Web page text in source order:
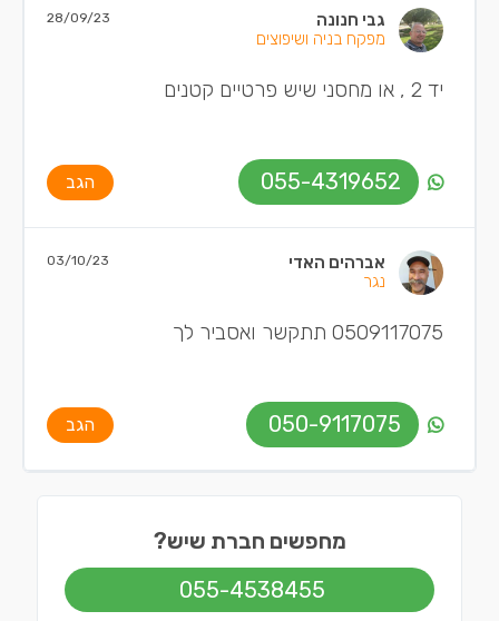
גבי חנונה
מפקח בניה ושיפוצים
28/09/23
יד 2 , או מחסני שיש פרטיים קטנים
055-4319652 הגב
אברהים האדי
נגר
03/10/23
0509117075 תתקשר ואסביר לך
050-9117075 הגב
מחפשים חברת שיש?
055-4538455